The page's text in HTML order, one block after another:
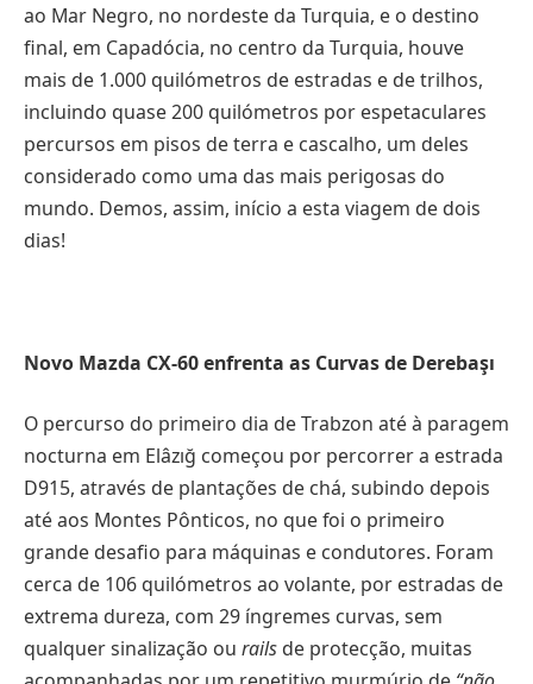
ao Mar Negro, no nordeste da Turquia, e o destino
final, em Capadócia, no centro da Turquia, houve
mais de 1.000 quilómetros de estradas e de trilhos,
incluindo quase 200 quilómetros por espetaculares
percursos em pisos de terra e cascalho, um deles
considerado como uma das mais perigosas do
mundo. Demos, assim, início a esta viagem de dois
dias!
Novo Mazda CX-60 enfrenta as Curvas de Derebaşı
O percurso do primeiro dia de Trabzon até à paragem
nocturna em Elâzığ começou por percorrer a estrada
D915, através de plantações de chá, subindo depois
até aos Montes Pônticos, no que foi o primeiro
grande desafio para máquinas e condutores. Foram
cerca de 106 quilómetros ao volante, por estradas de
extrema dureza, com 29 íngremes curvas, sem
qualquer sinalização ou rails de protecção, muitas